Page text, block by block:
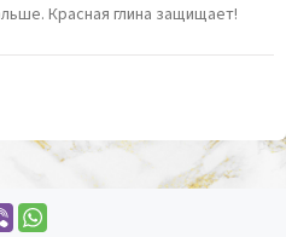
Красная глина защищает!